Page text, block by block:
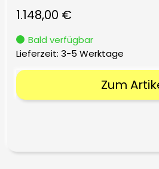
1.148,00 €
Bald verfügbar
Lieferzeit: 3-5 Werktage
Zum